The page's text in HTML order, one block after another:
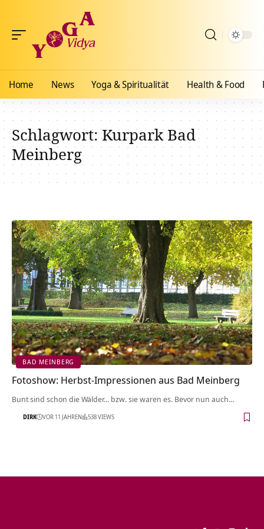
Home News Yoga & Spiritualität Health & Food
Schlagwort:Kurpark Bad
Meinberg
BAD MEINBERG
Fotoshow: Herbst-Impressionen aus Bad Meinberg
Bunt sind schon die Wälder... bzw. sie waren es. Bevor nun auch…
DIRK VOR 11 JAHREN 538 VIEWS